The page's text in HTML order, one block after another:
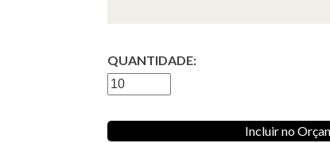
QUANTIDADE:
Incluir no